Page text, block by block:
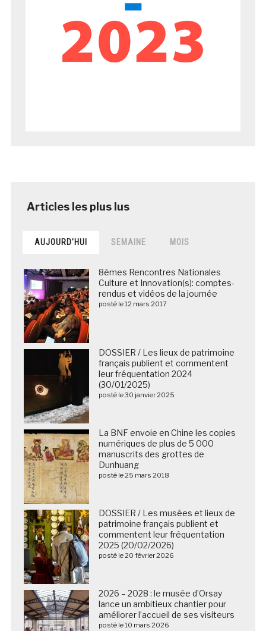
AUJOURD’HUI SEMAINE MOIS
8èmes Rencontres Nationales
Culture et Innovation(s): comptes-
rendus et vidéos de la journée
posté le 12 mars 2017
DOSSIER / Les lieux de patrimoine
français publient et commentent
leur fréquentation 2024
(30/01/2025)
posté le 30 janvier 2025
La BNF envoie en Chine les copies
numériques de plus de 5 000
manuscrits des grottes de
Dunhuang
posté le 25 mars 2018
DOSSIER / Les musées et lieux de
patrimoine français publient et
commentent leur fréquentation
2025 (20/02/2026)
posté le 20 février 2026
2026 – 2028 : le musée d’Orsay
lance un ambitieux chantier pour
améliorer l’accueil de ses visiteurs
posté le 10 mars 2026